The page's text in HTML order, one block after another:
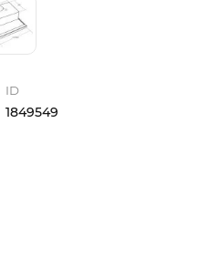
ID
1849549